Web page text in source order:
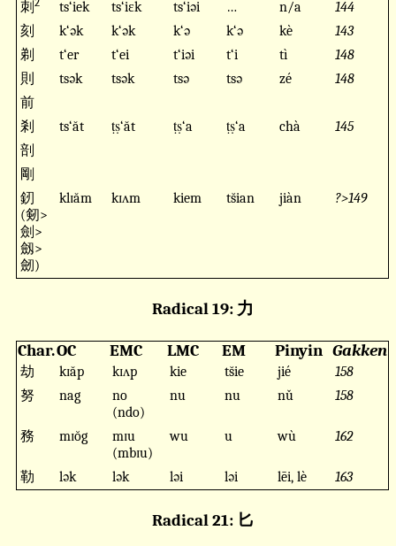
刺
ts‘iek ts‘iɛk ts‘iəi … n/a
144
刻
k‘ək k‘ək k‘ə k‘ə kè
143
剃
t‘er t‘ei t‘iəi t‘i tì
148
則
tsək tsək tsə tsə zé
148
前
剎
ts‘ăt ṭṣ‘ăt ṭṣ‘a ṭṣ‘a chà
145
剖
剛
釰
(剱>
劍>
劔>
劒)
klɪăm kɪʌm kiem ts̆ian jiàn ?>149
Radical 19: 力
Char.OC EMC LMC EM Pinyin Gakken
劫 kɪăp kɪʌp kie ts̆ie jié
158
努
nag
no
(ndo)
nu nu nǔ 158
務 mɪŏg
mɪu
(mbɪu)
wu u wù 162
勒 lək lək ləi ləi lēi, lè 163
Radical 21: 匕